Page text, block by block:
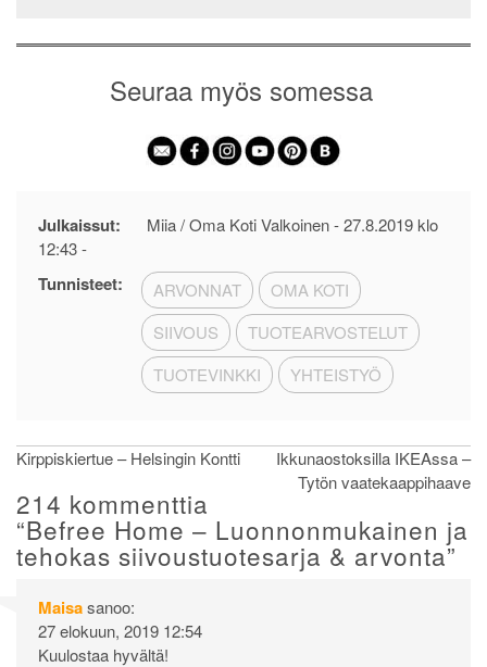
Seuraa myös somessa
Julkaissut: Miia / Oma Koti Valkoinen -27.8.2019 klo
12:43-
Tunnisteet: ARVONNAT
OMA KOTI
SIIVOUS
TUOTEARVOSTELUT
TUOTEVINKKI
YHTEISTYÖ
Artikkelien
selaus
Kirppiskiertue – Helsingin Kontti
Ikkunaostoksilla IKEAssa –
Tytön vaatekaappihaave
214 kommenttia
“Befree Home – Luonnonmukainen ja
tehokas siivoustuotesarja & arvonta”
Maisasanoo:
27 elokuun, 2019 12:54
Kuulostaa hyvältä!